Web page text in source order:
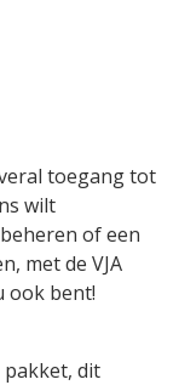
toegang tot
wilt
of een
met de VJA
ook bent!
pakket, dit